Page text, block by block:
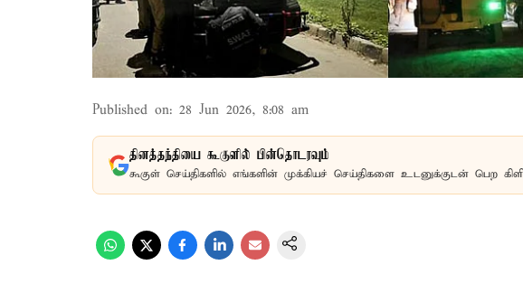
Published on: 28 Jun 2026, 8:08 am
தினத்தந்தியை கூகுளில் பின்தொடரவும்
கூகுள் செய்திகளில் எங்களின் முக்கியச் செய்திகளை உடனுக்குடன் பெற